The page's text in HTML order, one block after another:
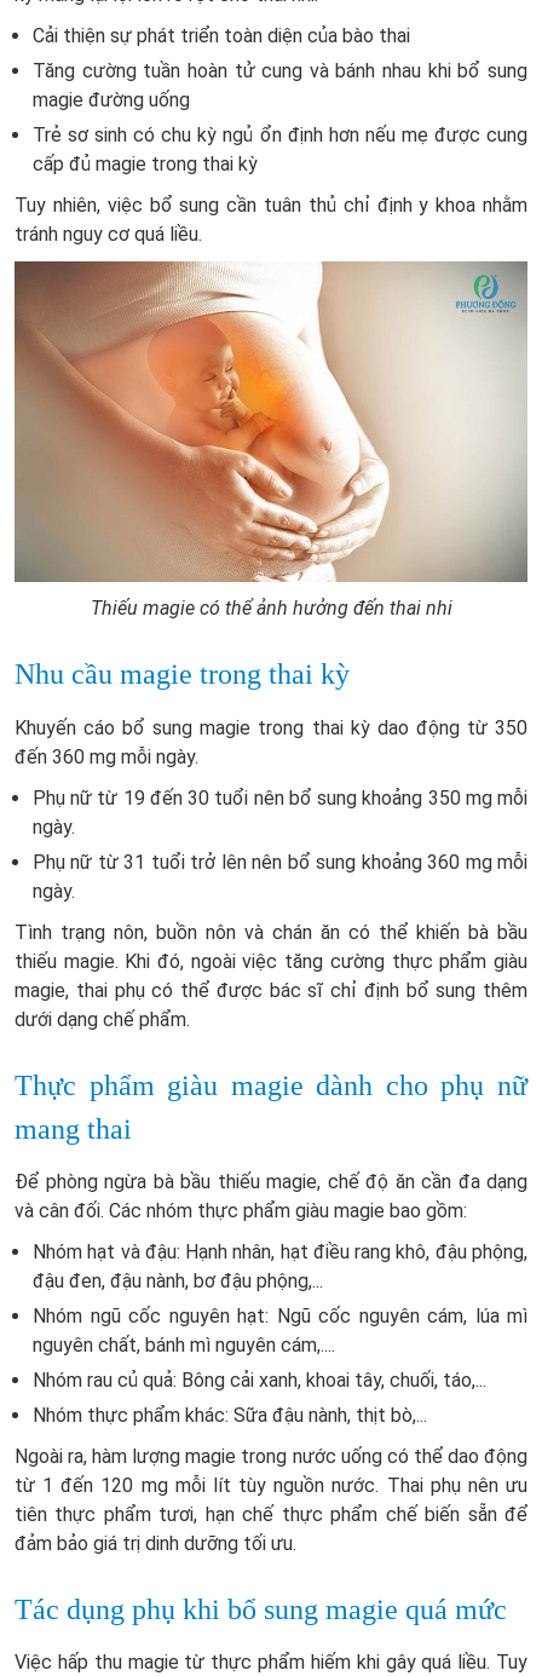
Cải thiện sự phát triển toàn diện của bào thai
Tăng cường tuần hoàn tử cung và bánh nhau khi bổ sung
magie đường uống
Trẻ sơ sinh có chu kỳ ngủ ổn định hơn nếu mẹ được cung
cấp đủ magie trong thai kỳ
Tuy nhiên, việc bổ sung cần tuân thủ chỉ định y khoa nhằm
tránh nguy cơ quá liều.
Thiếu magie có thể ảnh hưởng đến thai nhi
Nhu cầu magie trong thai kỳ
Khuyến cáo bổ sung magie trong thai kỳ dao động từ 350
đến 360 mg mỗi ngày.
Phụ nữ từ 19 đến 30 tuổi nên bổ sung khoảng 350 mg mỗi
ngày.
Phụ nữ từ 31 tuổi trở lên nên bổ sung khoảng 360 mg mỗi
ngày.
Tình trạng nôn, buồn nôn và chán ăn có thể khiến bà bầu
thiếu magie. Khi đó, ngoài việc tăng cường thực phẩm giàu
magie, thai phụ có thể được bác sĩ chỉ định bổ sung thêm
dưới dạng chế phẩm.
Thực phẩm giàu magie dành cho phụ nữ
mang thai
Để phòng ngừa bà bầu thiếu magie, chế độ ăn cần đa dạng
và cân đối. Các nhóm thực phẩm giàu magie bao gồm:
Nhóm hạt và đậu: Hạnh nhân, hạt điều rang khô, đậu phộng,
đậu đen, đậu nành, bơ đậu phộng,...
Nhóm ngũ cốc nguyên hạt: Ngũ cốc nguyên cám, lúa mì
nguyên chất, bánh mì nguyên cám,....
Nhóm rau củ quả: Bông cải xanh, khoai tây, chuối, táo,...
Nhóm thực phẩm khác: Sữa đậu nành, thịt bò,...
Ngoài ra, hàm lượng magie trong nước uống có thể dao động
từ 1 đến 120 mg mỗi lít tùy nguồn nước. Thai phụ nên ưu
tiên thực phẩm tươi, hạn chế thực phẩm chế biến sẵn để
đảm bảo giá trị dinh dưỡng tối ưu.
Tác dụng phụ khi bổ sung magie quá mức
Việc hấp thu magie từ thực phẩm hiếm khi gây quá liều. Tuy